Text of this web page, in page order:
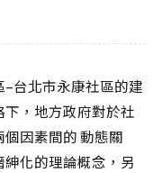
台北市永康社區的建
，地方政府對於社
因素間的 動態關
化的理論概念，另